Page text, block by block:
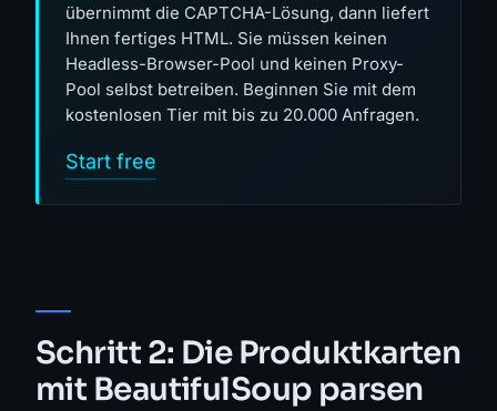
übernimmt die CAPTCHA-Lösung, dann liefert
Ihnen fertiges HTML. Sie müssen keinen
Headless-Browser-Pool und keinen Proxy-
Pool selbst betreiben. Beginnen Sie mit dem
kostenlosen Tier mit bis zu 20.000 Anfragen.
Start free
Schritt 2: Die Produktkarten
mit BeautifulSoup parsen